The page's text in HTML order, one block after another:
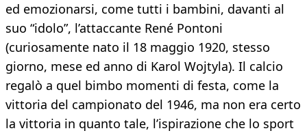
ed emozionarsi, come tutti i bambini, davanti al
suo “idolo”, l’attaccante René Pontoni
(curiosamente nato il 18 maggio 1920, stesso
giorno, mese ed anno di Karol Wojtyla). Il calcio
regalò a quel bimbo momenti di festa, come la
vittoria del campionato del 1946, ma non era certo
la vittoria in quanto tale, l’ispirazione che lo sport